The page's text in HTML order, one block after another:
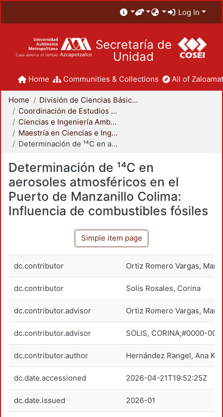
Log In
Secretaría de
Unidad
Home Communities & Collections All of
Home
División de Ciencias Básicas e Ingeniería
Coordinación de Estudios de Posgrado - CBI
Ciencias e Ingeniería Ambientales
Maestría en Ciencias e Ingeniería Ambientales
Determinación de ¹⁴C en aerosoles atmosféricos en el Puerto de Manzanillo Colima: Influencia de combustibles fósiles
Determinación de ¹⁴C en
aerosoles atmosféricos en el
Puerto de Manzanillo Colima:
Influencia de combustibles fósiles
Simple item page
dc.contributor Ortiz Romero Vargas,
dc.contributor Solís Rosales, Corina
dc.contributor.advisor Ortiz Romero Vargas,
dc.contributor.advisor SOLIS, CORINA;#0000-
dc.contributor.author Hernández Rangel, Ana
dc.date.accessioned 2026-04-21T19:52:25Z
dc.date.issued 2026-01